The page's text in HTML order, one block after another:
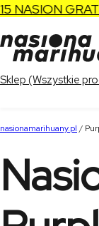
GRATIS" ➔
Sklep (Wszystkie
nasionamarihuany.pl /